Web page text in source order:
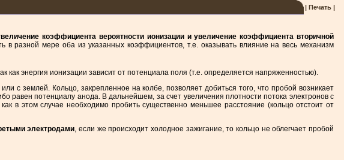
| Печать |
коэффициента вероятности ионизации и увеличение коэффициента вторичной
разной мере оба из указанных коэффициентов, т.е. оказывать влияние на весь механизм
как энергия ионизации зависит от потенциала поля (т.е. определяется напряженностью).
с землей. Кольцо, закрепленное на колбе, позволяет добиться того, что пробой возникает
равен потенциалу анода. В дальнейшем, за счет увеличения плотности потока электронов с
как в этом случае необходимо пробить существенно меньшее расстояние (кольцо отстоит от
электродами, если же происходит холодное зажигание, то кольцо не облегчает пробой